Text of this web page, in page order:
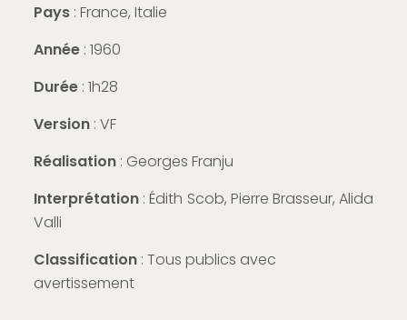
Pays : France, Italie
Année : 1960
Durée: 1h28
Version : VF
Réalisation: Georges Franju
Interprétation : Édith Scob, Pierre Brasseur, Alida
Valli
Classification : Tous publics avec
avertissement